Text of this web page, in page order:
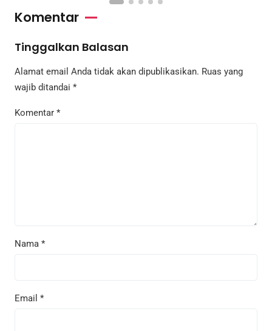
Komentar
Tinggalkan Balasan
Alamat email Anda tidak akan dipublikasikan. Ruas yang
wajib ditandai *
Komentar *
Nama *
Email *